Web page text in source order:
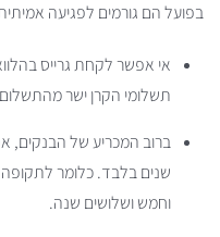
בפועל הם גורמים לפגיעה
אי אפשר לקחת גרייס
תשלומי הקרן ישר
ברוב המכריע של
שנים בלבד. כלומר
וחמש ושלושים שנה.